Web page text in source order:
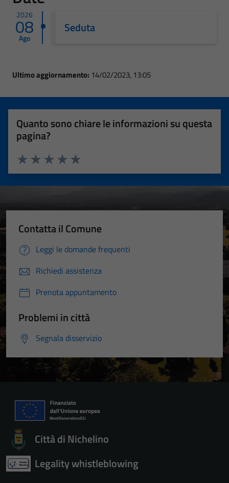
2026
08
Ago
Seduta
Ultimo aggiornamento: 14/02/2023, 13:05
Quanto sono chiare le informazioni su questa
pagina?
Valuta 5 stelle su 5
Valuta 4 stelle su 5
Valuta 3 stelle su 5
Valuta 2 stelle su 5
Valuta 1 stelle su 5
Contatta il Comune
Leggi le domande frequenti
Richiedi assistenza
Prenota appuntamento
Problemi in città
Segnala disservizio
Città di Nichelino
Legality whistleblowing